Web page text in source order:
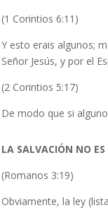
(1 Corintios 6:11)
Y esto erais algunos;
Señor Jesús, y por el
(2 Corintios 5:17)
De modo que si
LA SALVACIÓN NO
(Romanos 3:19)
Obviamente, la ley